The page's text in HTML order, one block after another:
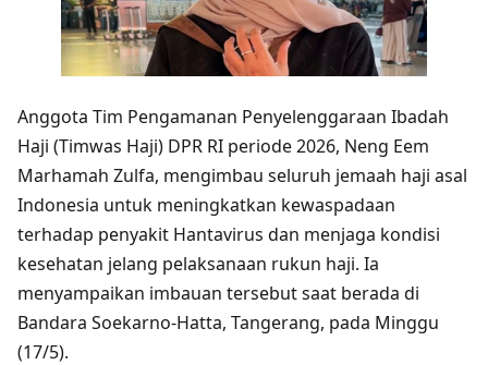
Anggota Tim Pengamanan Penyelenggaraan Ibadah
Haji (Timwas Haji) DPR RI periode 2026, Neng Eem
Marhamah Zulfa, mengimbau seluruh jemaah haji asal
Indonesia untuk meningkatkan kewaspadaan
terhadap penyakit Hantavirus dan menjaga kondisi
kesehatan jelang pelaksanaan rukun haji. Ia
menyampaikan imbauan tersebut saat berada di
Bandara Soekarno-Hatta, Tangerang, pada Minggu
(17/5).